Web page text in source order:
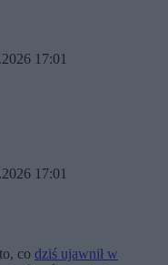
17:01
17:01
co dziś ujawnił w